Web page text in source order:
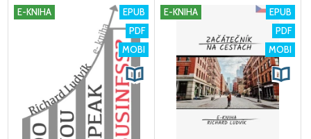
E-KNIHA
EPUB
PDF
MOBI
E-KNIHA
EPUB
PDF
MOBI